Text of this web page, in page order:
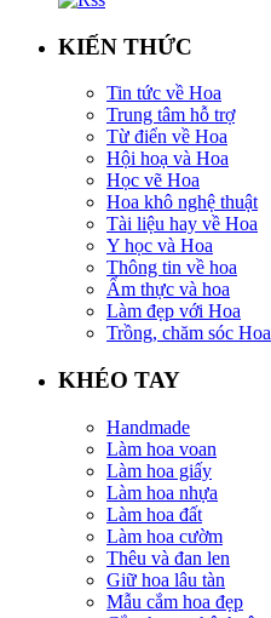
KIẾN THỨC
Tin tức về Hoa
Trung tâm hỗ trợ
Từ điển về Hoa
Hội hoạ và Hoa
Học vẽ Hoa
Hoa khô nghệ thuật
Tài liệu hay về Hoa
Y học và Hoa
Thông tin về hoa
Ẩm thực và hoa
Làm đẹp với Hoa
Trồng, chăm sóc Hoa
KHÉO TAY
Handmade
Làm hoa voan
Làm hoa giấy
Làm hoa nhựa
Làm hoa đất
Làm hoa cườm
Thêu và đan len
Giữ hoa lâu tàn
Mẫu cắm hoa đẹp